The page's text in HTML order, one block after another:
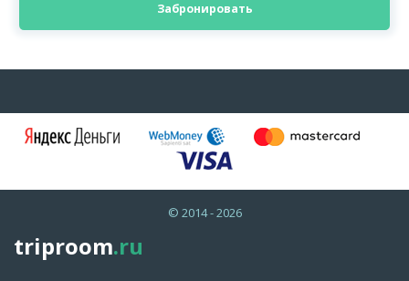
Забронировать
© 2014 - 2026
triproom.ru